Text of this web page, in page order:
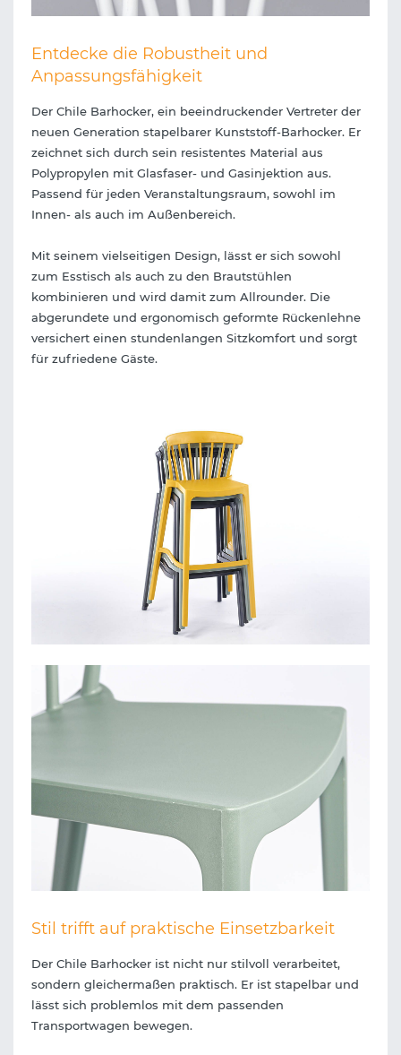
Entdecke die Robustheit und
Anpassungsfähigkeit
Der Chile Barhocker, ein beeindruckender Vertreter der
neuen Generation stapelbarer Kunststoff-Barhocker. Er
zeichnet sich durch sein resistentes Material aus
Polypropylen mit Glasfaser- und Gasinjektion aus.
Passend für jeden Veranstaltungsraum, sowohl im
Innen- als auch im Außenbereich.
Mit seinem vielseitigen Design, lässt er sich sowohl
zum Esstisch als auch zu den Brautstühlen
kombinieren und wird damit zum Allrounder. Die
abgerundete und ergonomisch geformte Rückenlehne
versichert einen stundenlangen Sitzkomfort und sorgt
für zufriedene Gäste.
Stil trifft auf praktische Einsetzbarkeit
Der Chile Barhocker ist nicht nur stilvoll verarbeitet,
sondern gleichermaßen praktisch. Er ist stapelbar und
lässt sich problemlos mit dem passenden
Transportwagen bewegen.